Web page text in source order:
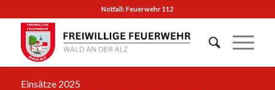
Notfall: Feuerwehr 112
Einsätze 2025